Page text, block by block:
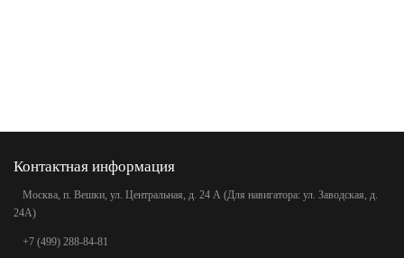
Контактная информация
Москва, п. Вешки, ул. Центральная, д. 24 А (Для навигатора: ул. Заводская, д.
24А)
+7 (499) 288-84-81